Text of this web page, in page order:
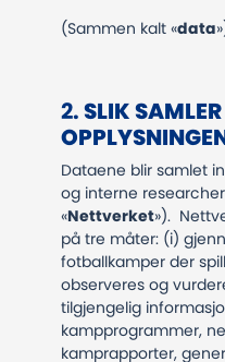
(Sammen kalt «data
​​​​​​​2.SLIK
Dataene blir samlet
og interne
«Nettverket»).
på tre måter: (i)
fotballkamper der
observeres og
tilgjengelig
kampprogrammer,
kamprapporter,